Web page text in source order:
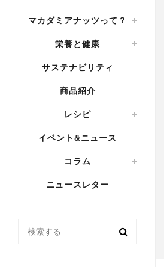
マカダミアナッツって？
栄養と健康
サステナビリティ
商品紹介
レシピ
イベント&ニュース
コラム
ニュースレター